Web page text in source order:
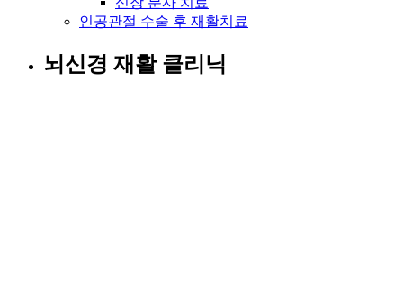
인공관절 수술 후 재활치료
뇌신경 재활 클리닉